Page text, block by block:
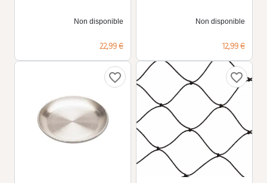
Non disponible
Prix
22,99 €
Non disponible
Prix
12,99 €
favorite_border favorite_border